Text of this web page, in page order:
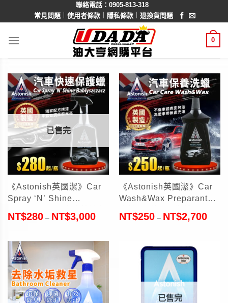
聯絡電話：0905-813-318
常見問題｜ 使用者條款｜ 隱私條款｜ 退換貨問題
0
已售完
《Astonish英國潔》Car
Spray ‘N’ Shine
Bablyszczacz汽車快速保
護蠟750ml(英國原裝進口)
NT$280– NT$3,000
《Astonish英國潔》Car
Wash&Wax Preparant洗
車精1L(英國原裝進口)
NT$250– NT$2,700
已售完